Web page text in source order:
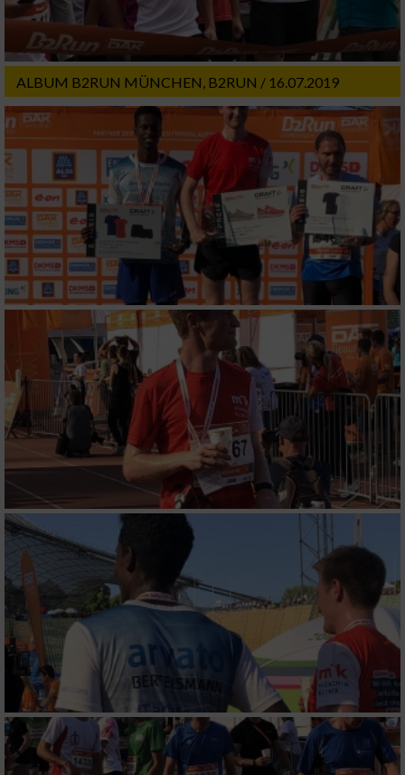
ALBUM B2RUN MÜNCHEN, B2RUN / 16.07.2019
Wir nutzen Ihre Daten für folgende Zwecke:
IAB-Verarbeitungszwecke:
Speichern von oder Zugriff auf Informationen
auf einem Endgerät
Verwendung reduzierter Daten zur Auswahl
von Werbeanzeigen
Erstellung von Profilen für personalisierte
Werbung
Verwendung von Profilen zur Auswahl
personalisierter Werbung
Erstellung von Profilen zur Personalisierung
von Inhalten
Verwendung von Profilen zur Auswahl
personalisierter Inhalte
Messung der Werbeleistung
Messung der Performance von Inhalten
Analyse von Zielgruppen durch Statistiken
oder Kombinationen von Daten aus
verschiedenen Quellen
Entwicklung und Verbesserung der Angebote
Verwendung reduzierter Daten zur Auswahl
von Inhalten
IAB-Besonderheiten:
Verwendung genauer Standortdaten
Geräte anhand von aktiv angeforderten
Informationen identifizieren